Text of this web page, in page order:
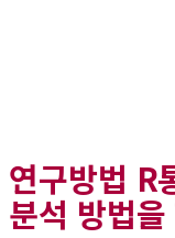
연구방법 R
분석 방법